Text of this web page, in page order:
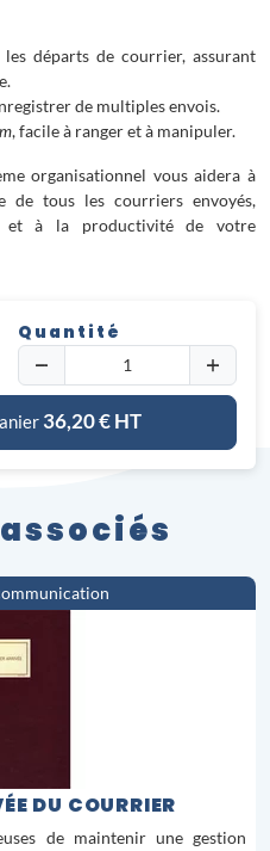
départs de courrier, assurant
de multiples envois.
, facile à ranger et à manipuler.
organisationnel vous aidera à
de tous les courriers envoyés,
et à la productivité de votre
Quantité
36,20€ HT
DU COURRIER
de maintenir une gestion